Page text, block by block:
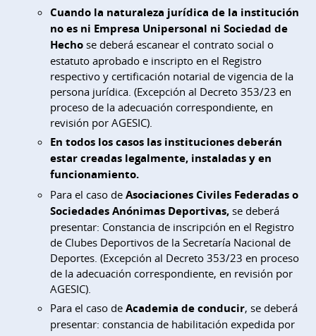
Cuando la naturaleza jurídica de la institución
no es ni Empresa Unipersonal ni Sociedad de
Hechose deberá escanear el contrato social o
estatuto aprobado e inscripto en el Registro
respectivo y certificación notarial de vigencia de la
persona jurídica. (Excepción al Decreto 353/23 en
proceso de la adecuación correspondiente, en
revisión por AGESIC).
En todos los casos las instituciones deberán
estar creadas legalmente, instaladas y en
funcionamiento.
Para el caso de Asociaciones Civiles Federadas o
Sociedades Anónimas Deportivas, se deberá
presentar: Constancia de inscripción en el Registro
de Clubes Deportivos de la Secretaría Nacional de
Deportes. (Excepción al Decreto 353/23 en proceso
de la adecuación correspondiente, en revisión por
AGESIC).
Para el caso de Academia de conducir, se deberá
presentar: constancia de habilitación expedida por